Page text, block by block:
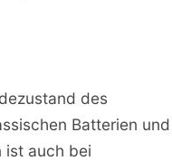
des
Batterien und
ist auch bei